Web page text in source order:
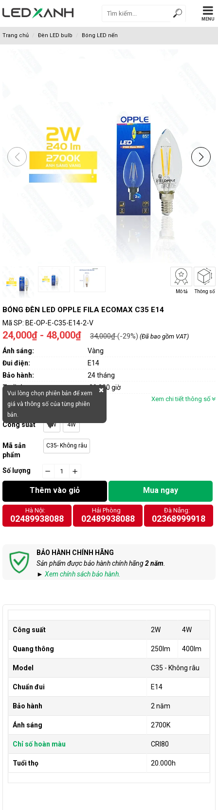
MENU
Trang chủ Đèn LED bulb Bóng LED nến
Mô tả Thông số
BÓNG ĐÈN LED OPPLE FILA ECOMAX C35 E14
Mã SP: BE-OP-E-C35-E14-2-V
24,000₫ - 48,000₫ 34,000₫(-29%) (Đã bao gồm VAT)
Ánh sáng:
Vàng
Đui điện:
E14
Bảo hành:
24 tháng
Tuổi thọ:
20.000 giờ
Xem chi tiết thông số
Vui lòng chọn phiên bản để xem
giá và thông số của từng phiên
bản.
Công suất 2W 4W
Mã sản
phẩm
C35- Không râu
Số lượng
−
cart.general.reduce_quantity
+
cart.general.increase_quantity
Thêm vào giỏ Mua ngay
Hà Nội:
02489938088
Hải Phòng
02489938088
Đà Nẵng:
02368999918
BẢO HÀNH CHÍNH HÃNG
Sản phẩm được bảo hành chính hãng2 năm
► Xem chính sách bảo hành.
Công suất 2W 4W
Quang thông 250lm 400lm
Model C35 - Không râu
Chuẩn đui E14
Bảo hành 2 năm
Ánh sáng 2700K
Chỉ số hoàn màu CRI80
Tuổi thọ 20.000h